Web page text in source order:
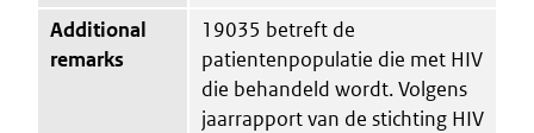
Additional
remarks
19035 betreft de
patientenpopulatie die met HIV
die behandeld wordt. Volgens
jaarrapport van de stichting HIV